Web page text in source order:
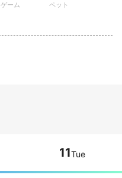
ゲーム
ペット
11Tue